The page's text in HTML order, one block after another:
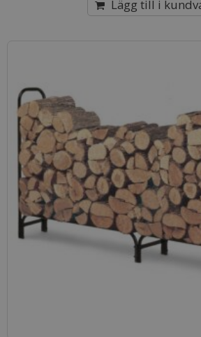
Lägg till i